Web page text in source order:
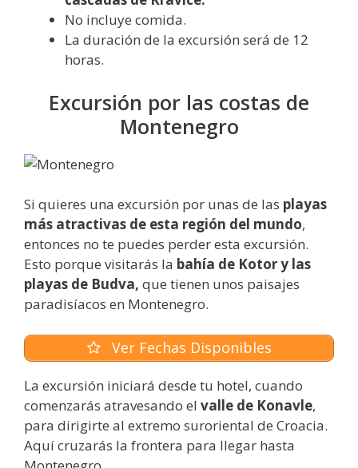
No incluye comida.
La duración de la excursión será de 12
horas.
Excursión por las costas de
Montenegro
Si quieres una excursión por unas de las playas
más atractivas de esta región del mundo,
entonces no te puedes perder esta excursión.
Esto porque visitarás la bahía de Kotor y las
playas de Budva, que tienen unos paisajes
paradisíacos en Montenegro.
Ver Fechas Disponibles
La excursión iniciará desde tu hotel, cuando
comenzarás atravesando el valle de Konavle,
para dirigirte al extremo suroriental de Croacia.
Aquí cruzarás la frontera para llegar hasta